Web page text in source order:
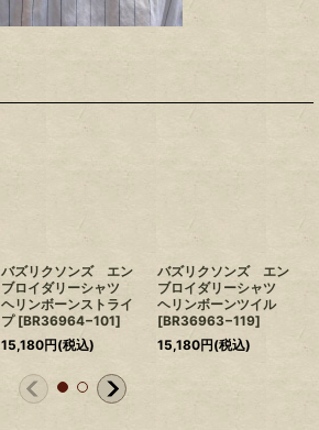
バズリクソンズ エン
ブロイダリーシャツ
ヘリンボーンストライ
プ [BR36964−101]
15,180円(税込)
バズリクソンズ エン
ブロイダリーシャツ
ヘリンボーンツイル
[BR36963−119]
15,180円(税込)